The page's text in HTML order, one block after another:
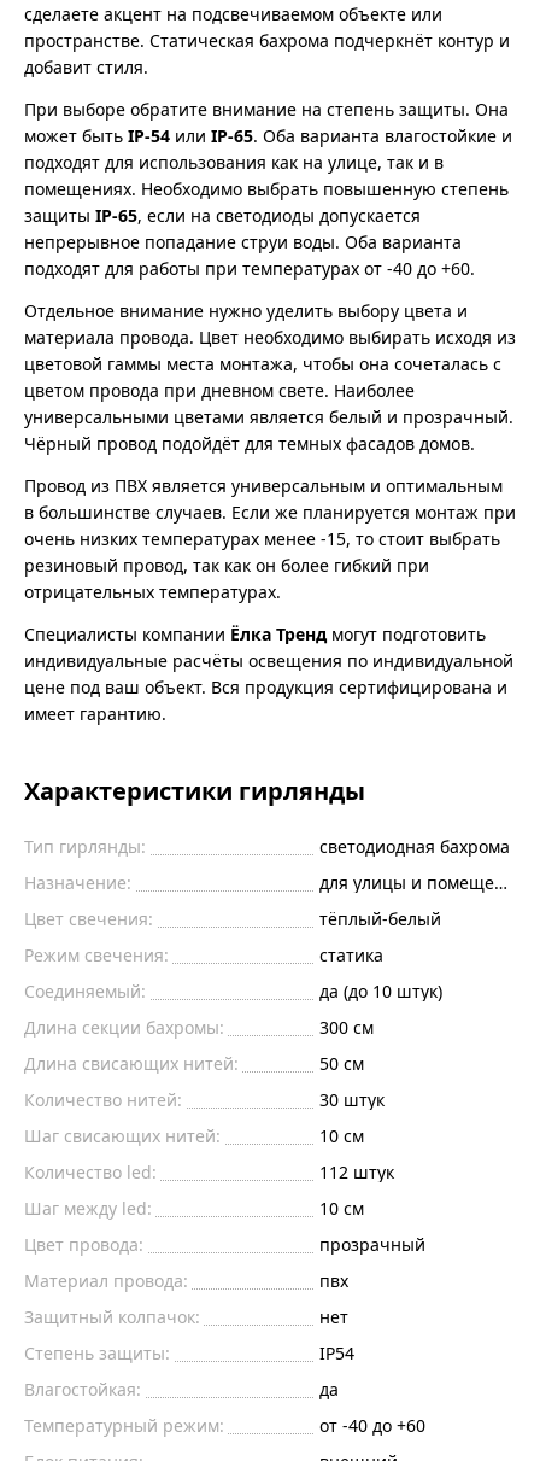
сделаете акцент на подсвечиваемом объекте или
пространстве. Статическая бахрома подчеркнёт контур и
добавит стиля.
При выборе обратите внимание на степень защиты. Она
может быть IP-54 или IP-65. Оба варианта влагостойкие и
подходят для использования как на улице, так и в
помещениях. Необходимо выбрать повышенную степень
защиты IP-65, если на светодиоды допускается
непрерывное попадание струи воды. Оба варианта
подходят для работы при температурах от -40 до +60.
Отдельное внимание нужно уделить выбору цвета и
материала провода. Цвет необходимо выбирать исходя из
цветовой гаммы места монтажа, чтобы она сочеталась с
цветом провода при дневном свете. Наиболее
универсальными цветами является белый и прозрачный.
Чёрный провод подойдёт для темных фасадов домов.
Провод из ПВХ является универсальным и оптимальным
в большинстве случаев. Если же планируется монтаж при
очень низких температурах менее -15, то стоит выбрать
резиновый провод, так как он более гибкий при
отрицательных температурах.
Специалисты компании Ёлка Трендмогут подготовить
индивидуальные расчёты освещения по индивидуальной
цене под ваш объект. Вся продукция сертифицирована и
имеет гарантию.
Характеристики гирлянды
Тип гирлянды:
светодиодная бахрома
Назначение:
для улицы и помещений
Цвет свечения:
тёплый-белый
Режим свечения:
статика
Соединяемый:
да (до 10 штук)
Длина секции бахромы:
300 см
Длина свисающих нитей:
50 см
Количество нитей:
30 штук
Шаг свисающих нитей:
10 см
Количество led:
112 штук
Шаг между led:
10 см
Цвет провода:
прозрачный
Материал провода:
пвх
Защитный колпачок:
нет
Степень защиты:
IP54
Влагостойкая:
да
Температурный режим:
от -40 до +60